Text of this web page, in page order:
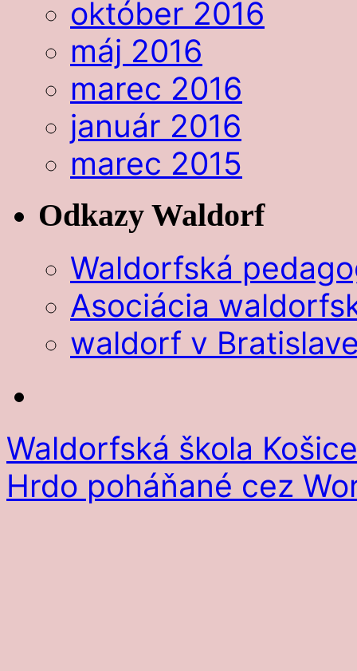
október 2016
máj 2016
marec 2016
január 2016
marec 2015
Odkazy Waldorf
Waldorfská
Asociácia
waldorf v
Waldorfská škola Košice
Hrdo poháňané cez